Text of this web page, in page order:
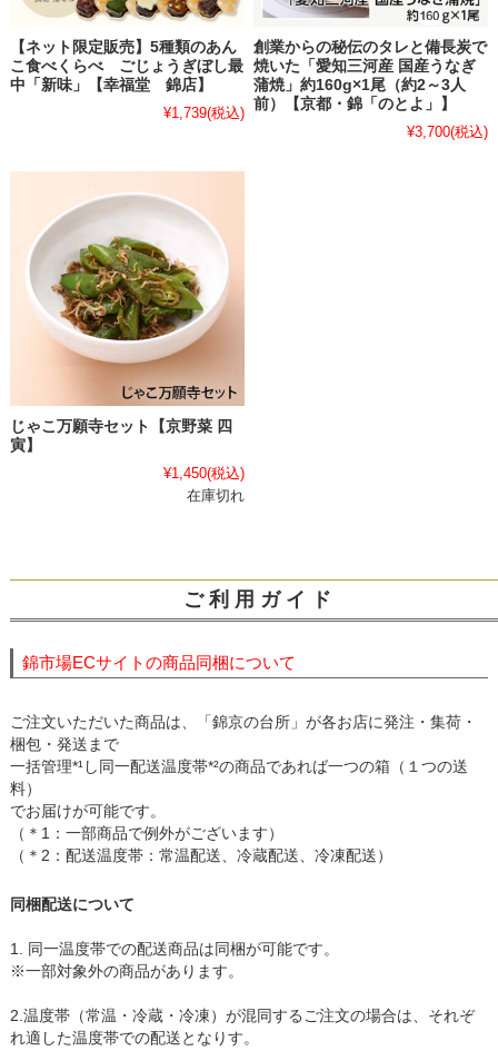
【ネット限定販売】5種類のあん
こ食べくらべ ごじょうぎぼし最
中「新味」【幸福堂 錦店】
¥1,739(税込)
創業からの秘伝のタレと備長炭で
焼いた「愛知三河産 国産うなぎ
蒲焼」約160g×1尾（約2～3人
前）【京都・錦「のとよ」】
¥3,700(税込)
じゃこ万願寺セット【京野菜 四
寅】
¥1,450(税込)
在庫切れ
ご 利 用 ガ イ ド
錦市場ECサイトの商品同梱について
ご注文いただいた商品は、「錦京の台所」が各お店に発注・集荷・
梱包・発送まで
一括管理*¹し同一配送温度帯*²の商品であれば一つの箱（１つの送
料）
でお届けが可能です。
（＊1：一部商品で例外がございます）
（＊2：配送温度帯：常温配送、冷蔵配送、冷凍配送）
同梱配送について
1. 同一温度帯での配送商品は同梱が可能です。
※一部対象外の商品があります。
2.温度帯（常温・冷蔵・冷凍）が混同するご注文の場合は、それぞ
れ適した温度帯での配送となりす。